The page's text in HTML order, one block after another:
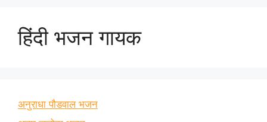
हिंदी भजन गायक
अनुराधा पौडवाल भजन